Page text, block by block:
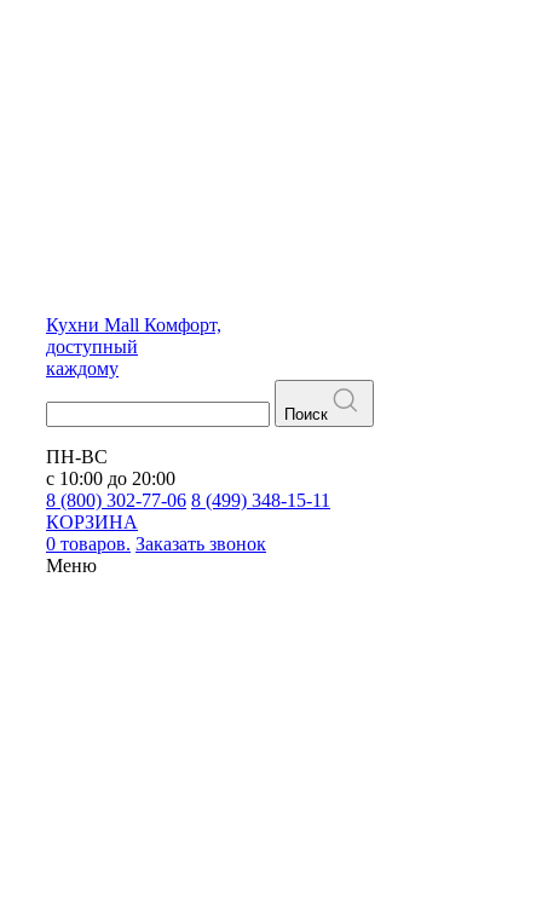
Кухни Mall Комфорт,
доступный
каждому
Поиск
ПН-ВС
с 10:00 до 20:00
8 (800) 302-77-06 8 (499) 348-15-11
КОРЗИНА
0 товаров. Заказать звонок
Меню